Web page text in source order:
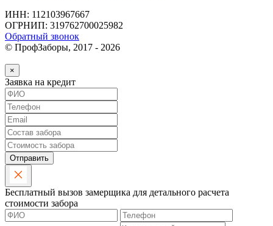
ИНН: 112103967667
ОГРНИП: 319762700025982
Обратный звонок
© ПрофЗаборы, 2017 - 2026
×
Заявка на кредит
Отправить
Бесплатный вызов замерщика для детального расчета
стоимости забора